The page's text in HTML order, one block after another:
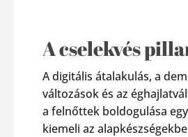
A cselekvés
A digitális átalakulás, a
változások és az
a felnőttek boldogulása
kiemeli az